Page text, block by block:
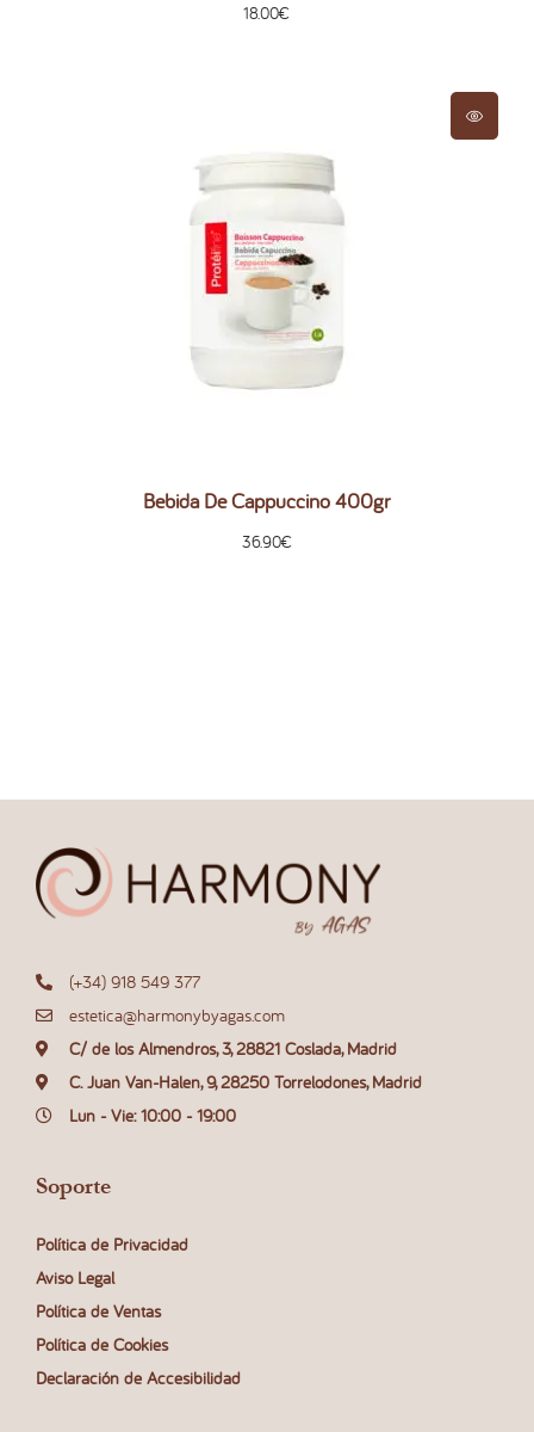
18.00€
Bebida De Cappuccino 400gr
36.90€
(+34) 918 549 377
estetica@harmonybyagas.com
C/ de los Almendros, 3, 28821 Coslada, Madrid
C. Juan Van-Halen, 9, 28250 Torrelodones, Madrid
Lun - Vie: 10:00 - 19:00
Soporte
Política de Privacidad
Aviso Legal
Política de Ventas
Política de Cookies
Declaración de Accesibilidad